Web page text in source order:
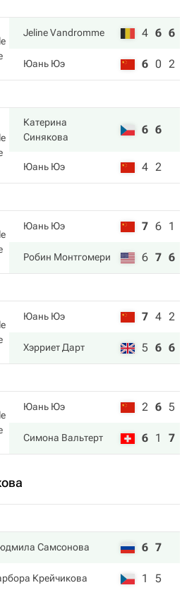
Jeline Vandromme 4 6 6
Юань Юэ 6 0 2
Катерина
Синякова
6 6
Юань Юэ 4 2
Юань Юэ 7 6 1
Робин Монтгомери 6 7 6
Юань Юэ 7 4 2
Хэрриет Дарт 5 6 6
Юань Юэ 2 6 5
Симона Вальтерт 6 1 7
Самсонова 6 7
Крейчикова 1 5